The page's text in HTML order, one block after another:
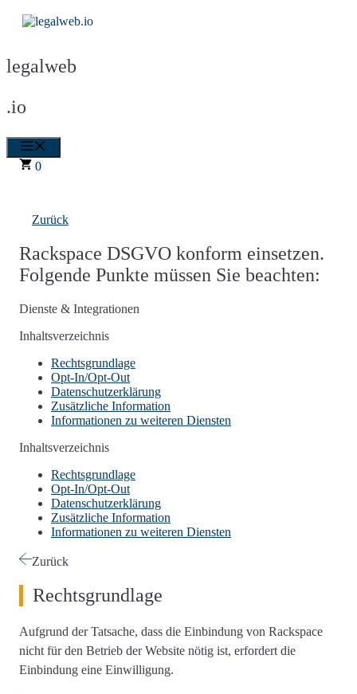
Zum
Inhalt
legalweb
.io
0
Zurück
Rackspace DSGVO konform einsetzen.
Folgende Punkte müssen Sie beachten:
Dienste & Integrationen
Inhaltsverzeichnis
Rechtsgrundlage
Opt-In/Opt-Out
Datenschutzerklärung
Zusätzliche Information
Informationen zu weiteren Diensten
Inhaltsverzeichnis
Rechtsgrundlage
Opt-In/Opt-Out
Datenschutzerklärung
Zusätzliche Information
Informationen zu weiteren Diensten
Zurück
Rechtsgrundlage
Aufgrund der Tatsache, dass die Einbindung von Rackspace
nicht für den Betrieb der Website nötig ist, erfordert die
Einbindung eine Einwilligung.